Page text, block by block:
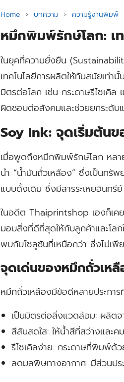
Home › บทความ › ความรู้งานพิมพ์
หมึกพิมพ์รักษ์โลก:
ในยุคที่ความยั่งยืน
เทคโนโลยีการผลิตให้ทันสมัยเท่
มิตรต่อโลก เช่น กระดาษรีไซเคิล
ผิดชอบต่อสังคมและช่วยยกระดับ
Soy Ink: จุดเริ่มต้น
เมื่อพูดถึงหมึกพิมพ์รักษ์โลก หล
นำ “น้ำมันถั่วเหลือง” ซึ่งเป็นทรัพ
แบบดั้งเดิม ซึ่งมีสารระเหยอินท
ในอดีต Thaiprintshop เองก็เค
มอบสิ่งที่ดีที่สุดให้กับลูกค้าและโล
พบกับโซลูชันที่เหนือกว่า ซึ่งไม่เ
จุดเด่นของหมึกถั่วเห
หมึกถั่วเหลืองมีข้อดีหลายประกา
เป็นมิตรต่อสิ่งแวดล้อม:ผลิตจ
สีสันสดใส:ให้น้ำสีที่สว่างและ
รีไซเคิลง่าย:กระดาษที่พิมพ์ด้วย
ลดมลพิษทางอากาศ:มีส่วนปร